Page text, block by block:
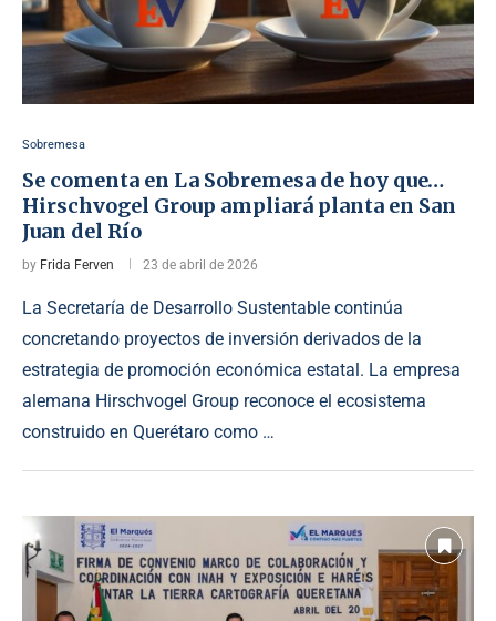
Sobremesa
Se comenta en La Sobremesa de hoy que…
Hirschvogel Group ampliará planta en San
Juan del Río
by Frida Ferven 23 de abril de 2026
La Secretaría de Desarrollo Sustentable continúa
concretando proyectos de inversión derivados de la
estrategia de promoción económica estatal. La empresa
alemana Hirschvogel Group reconoce el ecosistema
construido en Querétaro como …